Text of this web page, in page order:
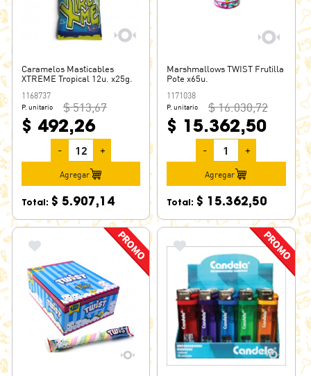
Caramelos Masticables
XTREME Tropical 12u. x25g.
1168737
P. unitario $ 513,67
$ 492,26
- +
Agregar
Total: $ 5.907,14
Marshmallows TWIST Frutilla
Pote x65u.
1171038
P. unitario $ 16.030,72
$ 15.362,50
- +
Agregar
Total: $ 15.362,50